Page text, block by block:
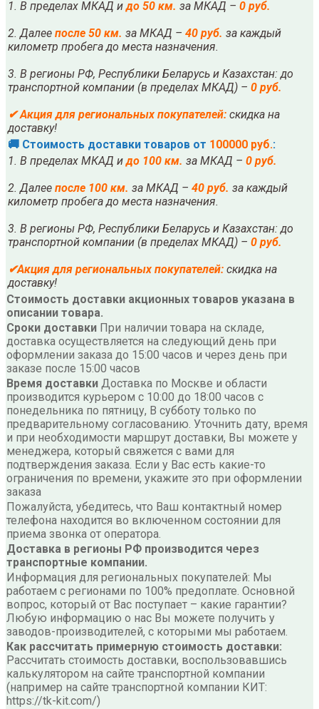
1. В пределах МКАД идо 50 км. за МКАД – 0 руб.
2. Далее после 50 км. за МКАД – 40 руб. за каждый
километр пробега до места назначения.
3. В регионы РФ, Республики Беларусь и Казахстан: до
транспортной компании (в пределах МКАД) – 0 руб.
✔ Акция для региональных покупателей: скидка на
доставку!
🚚 Стоимость доставки товаров от 100000 руб.:
1. В пределах МКАД идо 100 км. за МКАД – 0 руб.
2. Далее после 100 км. за МКАД – 40 руб. за каждый
километр пробега до места назначения.
3. В регионы РФ, Республики Беларусь и Казахстан: до
транспортной компании (в пределах МКАД) – 0 руб.
✔Акция для региональных покупателей: скидка на
доставку!
Стоимость доставки акционных товаров указана в
описании товара.
Сроки доставки При наличии товара на складе,
доставка осуществляется на следующий день при
оформлении заказа до 15:00 часов и через день при
заказе после 15:00 часов
Время доставки Доставка по Москве и области
производится курьером с 10:00 до 18:00 часов с
понедельника по пятницу, В субботу только по
предварительному согласованию. Уточнить дату, время
и при необходимости маршрут доставки, Вы можете у
менеджера, который свяжется с вами для
подтверждения заказа. Если у Вас есть какие-то
ограничения по времени, укажите это при оформлении
заказа
Пожалуйста, убедитесь, что Ваш контактный номер
телефона находится во включенном состоянии для
приема звонка от оператора.
Доставка в регионы РФ производится через
транспортные компании.
Информация для региональных покупателей: Мы
работаем с регионами по 100% предоплате. Основной
вопрос, который от Вас поступает – какие гарантии?
Любую информацию о нас Вы можете получить у
заводов-производителей, с которыми мы работаем.
Как рассчитать примерную стоимость доставки:
Рассчитать стоимость доставки, воспользовавшись
калькулятором на сайте транспортной компании
(например на сайте транспортной компании КИТ:
https://tk-kit.com/)